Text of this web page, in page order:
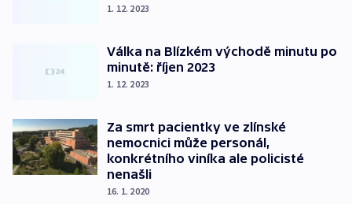
1. 12. 2023
Válka na Blízkém východě minutu po
minutě: říjen 2023
1. 12. 2023
Za smrt pacientky ve zlínské
nemocnici může personál,
konkrétního viníka ale policisté
nenašli
16. 1. 2020